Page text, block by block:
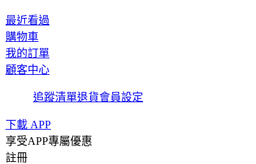
最近看過
購物車
我的訂單
顧客中心
追蹤清單退貨會員設定
下載 APP
享受APP專屬優惠
註冊